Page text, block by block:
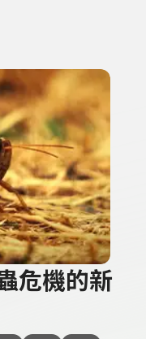
人或關鍵字
危機的新